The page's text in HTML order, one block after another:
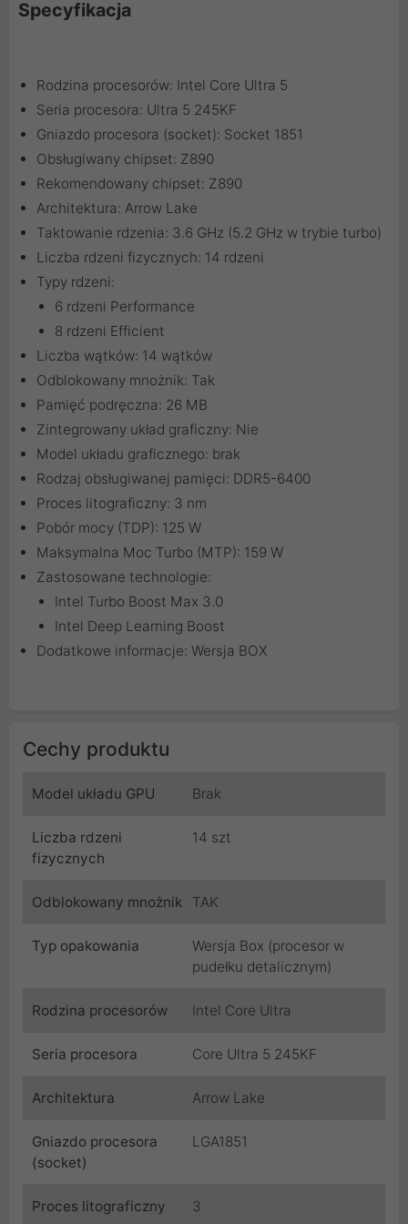
Specyfikacja
Rodzina procesorów: Intel Core Ultra 5
Seria procesora: Ultra 5 245KF
Gniazdo procesora (socket): Socket 1851
Obsługiwany chipset: Z890
Rekomendowany chipset: Z890
Architektura: Arrow Lake
Taktowanie rdzenia: 3.6 GHz (5.2 GHz w trybie turbo)
Liczba rdzeni fizycznych: 14 rdzeni
Typy rdzeni:
6 rdzeni Performance
8 rdzeni Efficient
Liczba wątków: 14 wątków
Odblokowany mnożnik: Tak
Pamięć podręczna: 26 MB
Zintegrowany układ graficzny: Nie
Model układu graficznego: brak
Rodzaj obsługiwanej pamięci: DDR5-6400
Proces litograficzny: 3 nm
Pobór mocy (TDP): 125 W
Maksymalna Moc Turbo (MTP): 159 W
Zastosowane technologie:
Intel Turbo Boost Max 3.0
Intel Deep Learning Boost
Dodatkowe informacje: Wersja BOX
Cechy produktu
Model układu GPU Brak
Liczba rdzeni
fizycznych
14 szt
Odblokowany mnożnik TAK
Typ opakowania
Wersja Box (procesor w
pudełku detalicznym)
Rodzina procesorów Intel Core Ultra
Seria procesora Core Ultra 5 245KF
Architektura Arrow Lake
Gniazdo procesora
(socket)
LGA1851
Proces litograficzny 3